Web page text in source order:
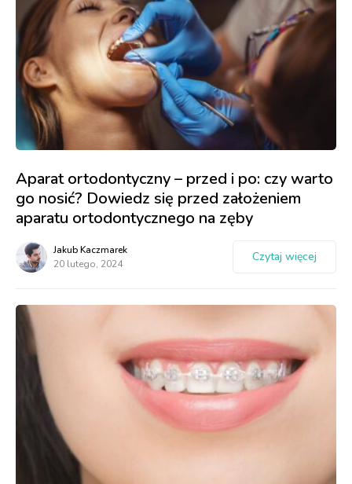
Aparat ortodontyczny – przed i po: czy warto
go nosić? Dowiedz się przed założeniem
aparatu ortodontycznego na zęby
Jakub Kaczmarek
20 lutego, 2024
Czytaj więcej